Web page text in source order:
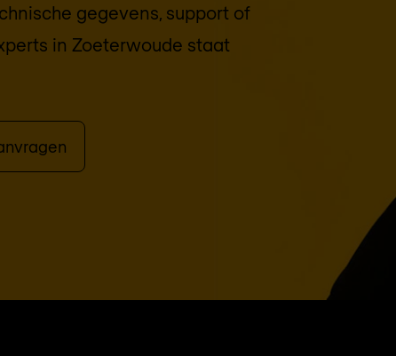
gegevens, support of
in Zoeterwoude staat